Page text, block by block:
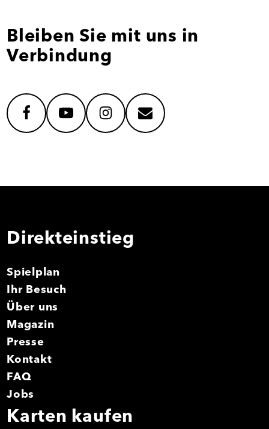
Bleiben Sie mit uns in
Verbindung
facebookyoutubeinstagrammail
Direkteinstieg
Spielplan
Ihr Besuch
Über uns
Magazin
Presse
Kontakt
FAQ
Jobs
Karten kaufen